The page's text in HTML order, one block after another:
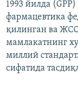
1993 йилда
фармацевтика
қилинган ва
мамлакатнинг
миллий
сифатида